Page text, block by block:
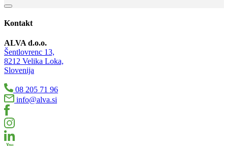
Kontakt
ALVA d.o.o.
Šentlovrenc 13,
8212 Velika Loka,
Slovenija
08 205 71 96
info@alva.si